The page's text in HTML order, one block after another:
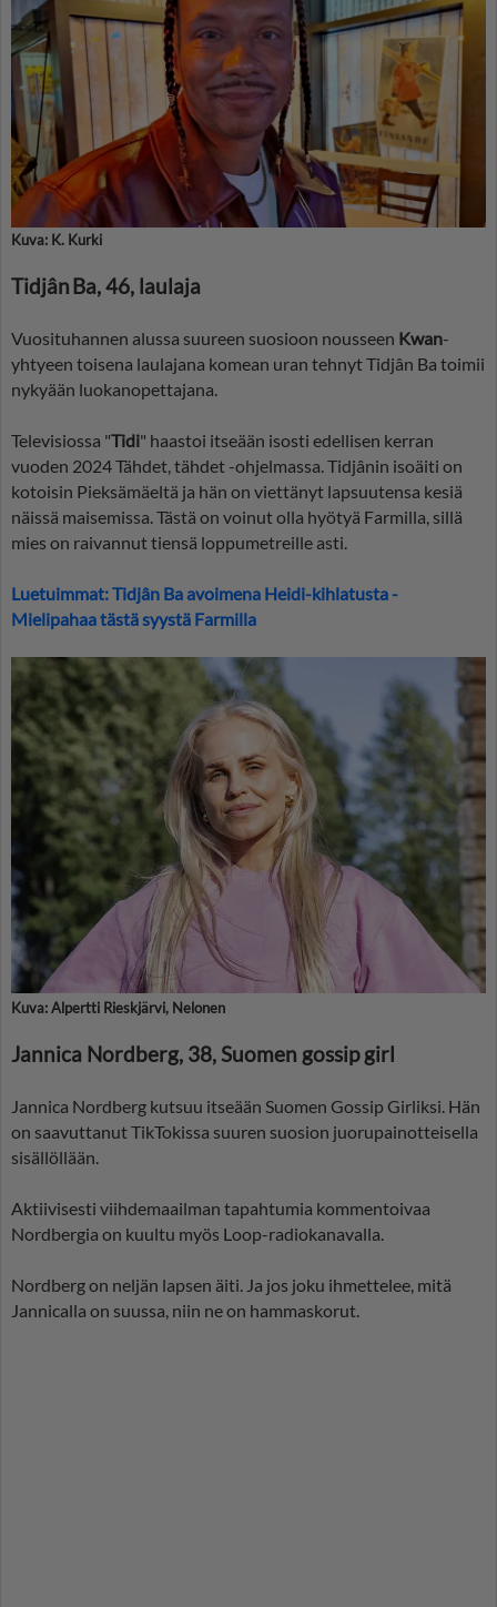
Kuva: K. Kurki
Tidjân Ba, 46, laulaja
Vuosituhannen alussa suureen suosioon nousseen Kwan-
yhtyeen toisena laulajana komean uran tehnyt Tidjân Ba toimii
nykyään luokanopettajana.
Televisiossa "Tidi" haastoi itseään isosti edellisen kerran
vuoden 2024 Tähdet, tähdet -ohjelmassa. Tidjânin isoäiti on
kotoisin Pieksämäeltä ja hän on viettänyt lapsuutensa kesiä
näissä maisemissa. Tästä on voinut olla hyötyä Farmilla, sillä
mies on raivannut tiensä loppumetreille asti.
Luetuimmat: Tidjân Ba avoimena Heidi-kihlatusta -
Mielipahaa tästä syystä Farmilla
Kuva: Alpertti Rieskjärvi, Nelonen
Jannica Nordberg, 38, Suomen gossip girl
Jannica Nordberg kutsuu itseään Suomen Gossip Girliksi. Hän
on saavuttanut TikTokissa suuren suosion juorupainotteisella
sisällöllään.
Aktiivisesti viihdemaailman tapahtumia kommentoivaa
Nordbergia on kuultu myös Loop-radiokanavalla.
Nordberg on neljän lapsen äiti. Ja jos joku ihmettelee, mitä
Jannicalla on suussa, niin ne on hammaskorut.